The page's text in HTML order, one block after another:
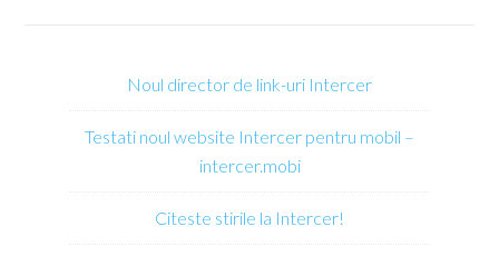
Noul director de link-uri Intercer
Testati noul website Intercer pentru mobil –
intercer.mobi
Citeste stirile la Intercer!